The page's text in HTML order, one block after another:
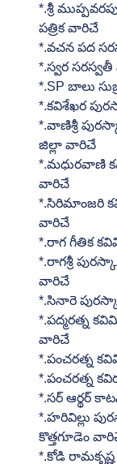
*.శ్రీ
పత్రిక వారిచే
*.వచన పద
*.స్వర సరస్వతీ
*.SP బాలు
*.కవిశేఖర
*.వాణిశ్రీ
జిల్లా వారిచే
*.మధురవాణి
వారిచే
*.సిరిమాంజరి
వారిచే
*.రాగ గీతిక
*.రాగశ్రీ
వారిచే
*.సినారె
*.పద్మరత్న
వారిచే
*.పంచరత్న
*.పంచరత్న
*.సర్ ఆర్థర్
*.హరివిల్లు
కొత్తగూడెం
*.కోడి